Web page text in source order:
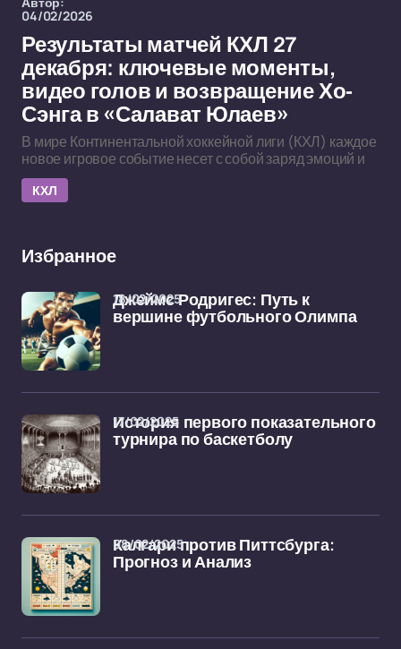
04/02/2026
Результаты матчей КХЛ 27
декабря: ключевые моменты,
видео голов и возвращение Хо-
Сэнга в «Салават Юлаев»
В мире Континентальной хоккейной лиги (КХЛ) каждое
новое игровое событие несет с собой заряд эмоций и
КХЛ
Избранное
Джеймс Родригес: Путь к
вершине футбольного Олимпа
18/02/2025
История первого показательного
турнира по баскетболу
17/02/2025
Калгари против Питтсбурга:
Прогноз и Анализ
08/02/2025